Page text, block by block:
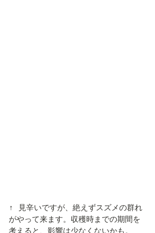
↑ 見辛いですが、絶えずスズメの群れ
がやって来ます。収穫時までの期間を